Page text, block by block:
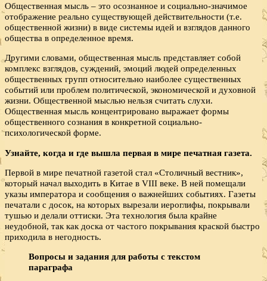
Общественная мысль – это осознанное и социально-значимое
отображение реально существующей действительности (т.е.
общественной жизни) в виде системы идей и взглядов данного
общества в определенное время.
Другими словами, общественная мысль представляет собой
комплекс взглядов, суждений, эмоций людей определенных
общественных групп относительно наиболее существенных
событий или проблем политической, экономической и духовной
жизни. Общественной мыслью нельзя считать слухи.
Общественная мысль концентрировано выражает формы
общественного сознания в конкретной социально-
психологической форме.
Узнайте, когда и где вышла первая в мире печатная газета.
Первой в мире печатной газетой стал «Столичный вестник»,
который начал выходить в Китае в VIII веке. В ней помещали
указы императора и сообщения о важнейших событиях. Газеты
печатали с досок, на которых вырезали иероглифы, покрывали
тушью и делали оттиски. Эта технология была крайне
неудобной, так как доска от частого покрывания краской быстро
приходила в негодность.
Вопросы и задания для работы с текстом
параграфа